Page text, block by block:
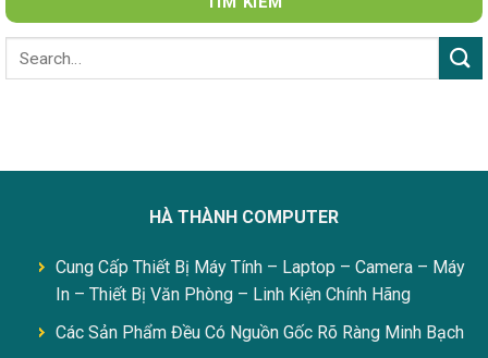
HÀ THÀNH COMPUTER
Cung Cấp Thiết Bị Máy Tính – Laptop – Camera – Máy
In – Thiết Bị Văn Phòng – Linh Kiện Chính Hãng
Các Sản Phẩm Đều Có Nguồn Gốc Rõ Ràng Minh Bạch